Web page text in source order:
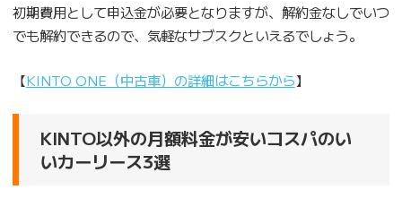
初期費用として申込金が必要となりますが、解約金なしでいつ
でも解約できるので、気軽なサブスクといえるでしょう。
【KINTO ONE（中古車）の詳細はこちらから】
KINTO以外の月額料金が安いコスパのい
いカーリース3選